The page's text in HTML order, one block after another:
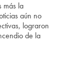
más la
aún no
lograron
de la